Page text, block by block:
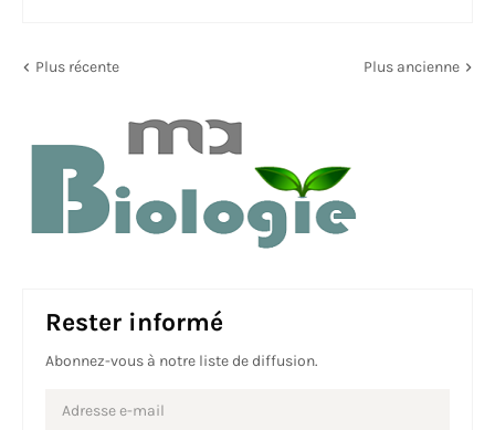
Plus récente Plus ancienne
Rester informé
Abonnez-vous à notre liste de diffusion.